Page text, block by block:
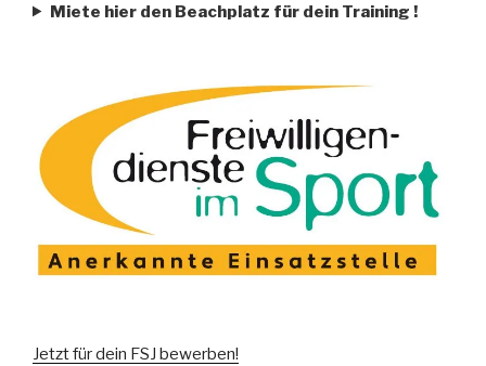
Miete hier den Beachplatz für dein Training !
Jetzt für dein FSJ bewerben!